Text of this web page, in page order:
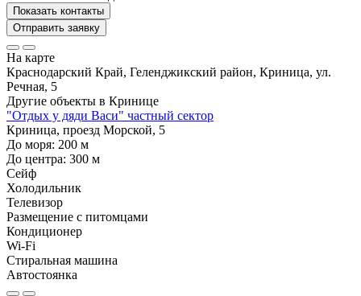
Показать контакты
Отправить заявку
На карте
Краснодарский Край, Геленджикский район, Криница, ул.
Речная, 5
Другие объекты в Кринице
"Отдых у дяди Васи" частный сектор
Криница, проезд Морской, 5
До моря: 200 м
До центра: 300 м
Сейф
Холодильник
Телевизор
Размещение с питомцами
Кондиционер
Wi-Fi
Стиральная машина
Автостоянка